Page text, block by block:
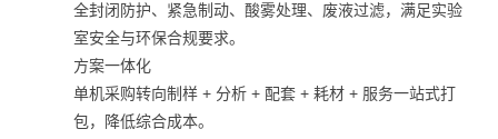
全封闭防护、紧急制动、酸雾处理、废液过滤，满足实验
室安全与环保合规要求。
方案一体化
单机采购转向制样 + 分析 + 配套 + 耗材 + 服务一站式打
包，降低综合成本。